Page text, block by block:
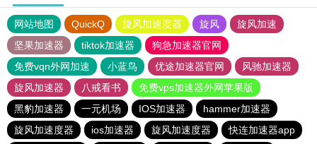
网站地图 QuickQ 旋风加速度器 旋风
旋风加速
坚果加速器
tiktok加速器
狗急加速器官网
免费vqn外网加速
小蓝鸟 优途加速器官网
风驰加速器
旋风加速器
八戒看书
免费vps加速器外网苹果版
黑豹加速器
一元机场 IOS加速器
hammer加速器
旋风加速度器
ios加速器 旋风加速度器 快连加速器app